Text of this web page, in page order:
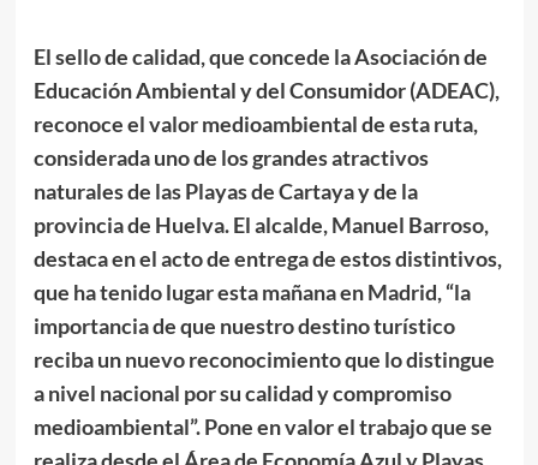
El sello de calidad, que concede la Asociación de
Educación Ambiental y del Consumidor (ADEAC),
reconoce el valor medioambiental de esta ruta,
considerada uno de los grandes atractivos
naturales de las Playas de Cartaya y de la
provincia de Huelva. El alcalde, Manuel Barroso,
destaca en el acto de entrega de estos distintivos,
que ha tenido lugar esta mañana en Madrid, “la
importancia de que nuestro destino turístico
reciba un nuevo reconocimiento que lo distingue
a nivel nacional por su calidad y compromiso
medioambiental”. Pone en valor el trabajo que se